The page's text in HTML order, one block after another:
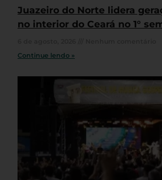
Juazeiro do Norte lidera
no interior do Ceará no 1°
Continue lendo »